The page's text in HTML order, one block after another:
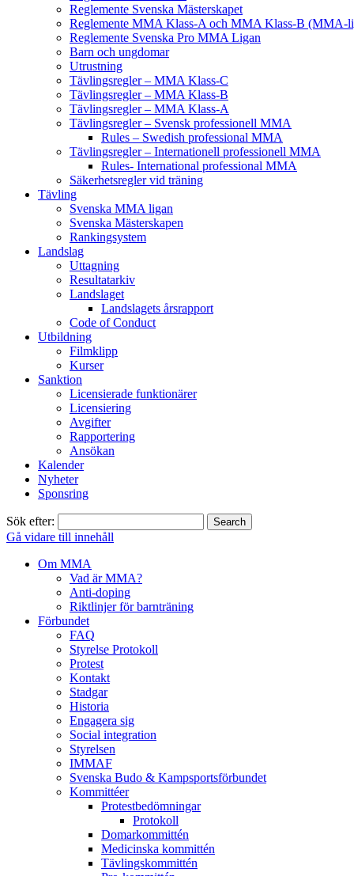
Reglemente Svenska Mästerskapet
Reglemente MMA Klass-A och MMA Klass-B (MMA-
Reglemente Svenska Pro MMA Ligan
Barn och ungdomar
Utrustning
Tävlingsregler – MMA Klass-C
Tävlingsregler – MMA Klass-B
Tävlingsregler – MMA Klass-A
Tävlingsregler – Svensk professionell MMA
Rules – Swedish professional MMA
Tävlingsregler – Internationell professionell MMA
Rules- International professional MMA
Säkerhetsregler vid träning
Tävling
Svenska MMA ligan
Svenska Mästerskapen
Rankingsystem
Landslag
Uttagning
Resultatarkiv
Landslaget
Landslagets årsrapport
Code of Conduct
Utbildning
Filmklipp
Kurser
Sanktion
Licensierade funktionärer
Licensiering
Avgifter
Rapportering
Ansökan
Kalender
Nyheter
Sponsring
Sök efter:
Gå vidare till innehåll
Om MMA
Vad är MMA?
Anti-doping
Riktlinjer för barnträning
Förbundet
FAQ
Styrelse Protokoll
Protest
Kontakt
Stadgar
Historia
Engagera sig
Social integration
Styrelsen
IMMAF
Svenska Budo & Kampsportsförbundet
Kommittéer
Protestbedömningar
Protokoll
Domarkommittén
Medicinska kommittén
Tävlingskommittén